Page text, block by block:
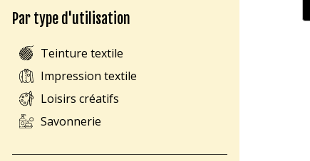
Par type d'utilisation
Teinture textile
Impression textile
Loisirs créatifs
Savonnerie